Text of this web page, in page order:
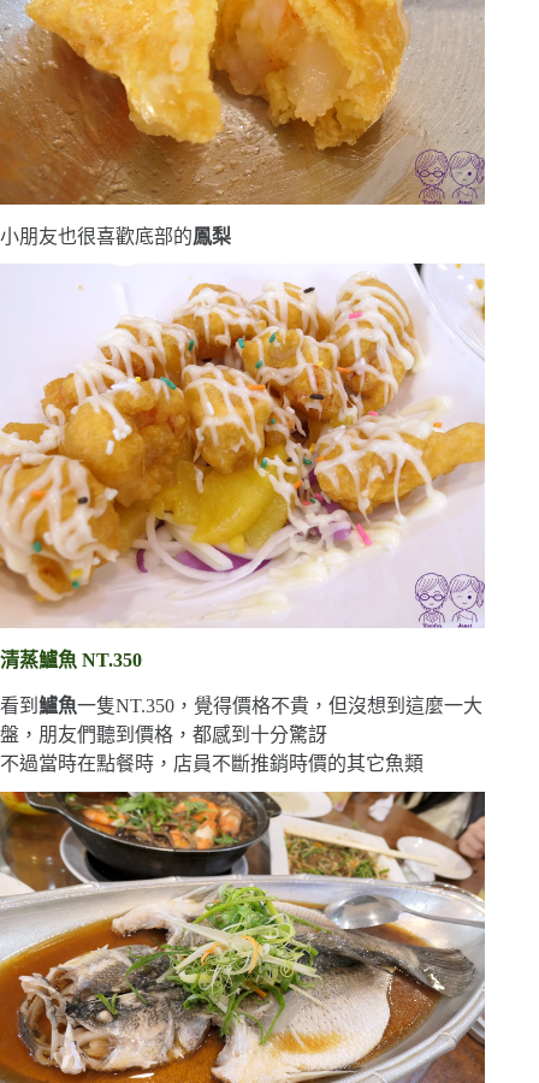
小朋友也很喜歡底部的鳳梨
清蒸鱸魚 NT.350
看到 鱸魚一隻NT.350，覺得價格不貴，但沒想到這麼一大
盤，朋友們聽到價格，都感到十分驚訝
不過當時在點餐時，店員不斷推銷時價的其它魚類